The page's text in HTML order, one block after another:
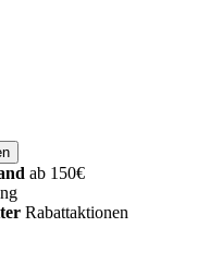
ab 150€
Rabattaktionen